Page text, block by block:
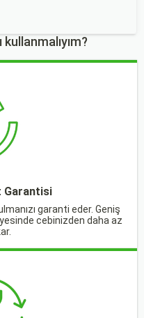
Garantisi
garanti eder. Geniş
cebinizden daha az